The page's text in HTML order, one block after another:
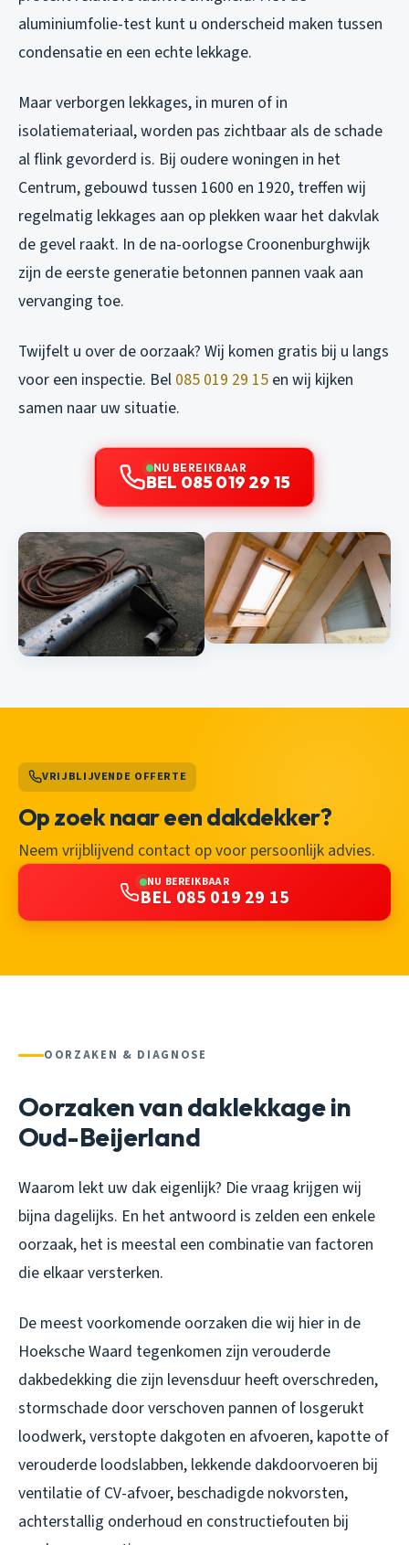
aluminiumfolie-test kunt u onderscheid maken tussen
condensatie en een echte lekkage.
Maar verborgen lekkages, in muren of in
isolatiemateriaal, worden pas zichtbaar als de schade
al flink gevorderd is. Bij oudere woningen in het
Centrum, gebouwd tussen 1600 en 1920, treffen wij
regelmatig lekkages aan op plekken waar het dakvlak
de gevel raakt. In de na-oorlogse Croonenburghwijk
zijn de eerste generatie betonnen pannen vaak aan
vervanging toe.
Twijfelt u over de oorzaak? Wij komen gratis bij u langs
voor een inspectie. Bel 085 019 29 15 en wij kijken
samen naar uw situatie.
NU BEREIKBAAR
BEL 085 019 29 15
VRIJBLIJVENDE OFFERTE
Op zoek naar een dakdekker?
Neem vrijblijvend contact op voor persoonlijk advies.
NU BEREIKBAAR
BEL 085 019 29 15
OORZAKEN & DIAGNOSE
Oorzaken van daklekkage in
Oud-Beijerland
Waarom lekt uw dak eigenlijk? Die vraag krijgen wij
bijna dagelijks. En het antwoord is zelden een enkele
oorzaak, het is meestal een combinatie van factoren
die elkaar versterken.
De meest voorkomende oorzaken die wij hier in de
Hoeksche Waard tegenkomen zijn verouderde
dakbedekking die zijn levensduur heeft overschreden,
stormschade door verschoven pannen of losgerukt
loodwerk, verstopte dakgoten en afvoeren, kapotte of
verouderde loodslabben, lekkende dakdoorvoeren bij
ventilatie of CV-afvoer, beschadigde nokvorsten,
achterstallig onderhoud en constructiefouten bij